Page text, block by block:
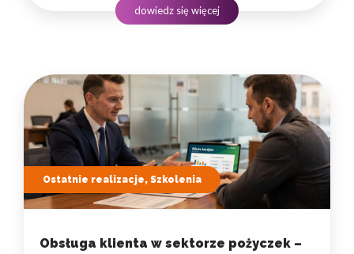
podejmowania decyzji. W takim środowisku
to nie pojedyncze kompetencje, lecz dobrze…
dowiedz się więcej
Ostatnie realizacje, Szkolenia
Obsługa klienta w sektorze pożyczek –